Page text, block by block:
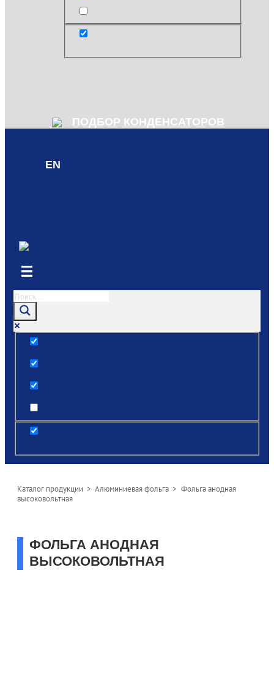
ПОДБОР КОНДЕНСАТОРОВ
EN
Каталог продукции > Алюминиевая фольга > Фольга анодная
высоковольтная
ФОЛЬГА АНОДНАЯ
ВЫСОКОВОЛЬТНАЯ